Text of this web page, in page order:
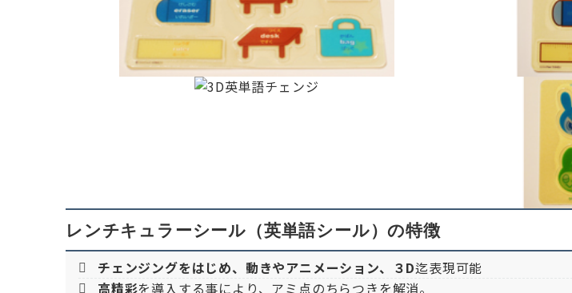
レンチキュラーシール（英単語シール）の特徴
チェンジングをはじめ、動きやアニメーション、３D迄表現可能
高精彩を導入する事により、アミ点のちらつきを解消。